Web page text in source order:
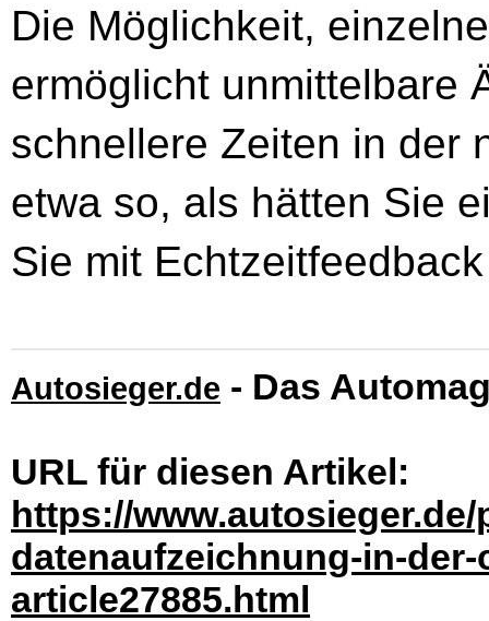
Die Möglichkeit,
ermöglicht unmittelbare
schnellere Zeiten in der
etwa so, als hätten Sie
Sie mit
Autosieger.de - Das
URL für diesen Artikel:
https://
datenaufzeichnung-in-
article27885.html